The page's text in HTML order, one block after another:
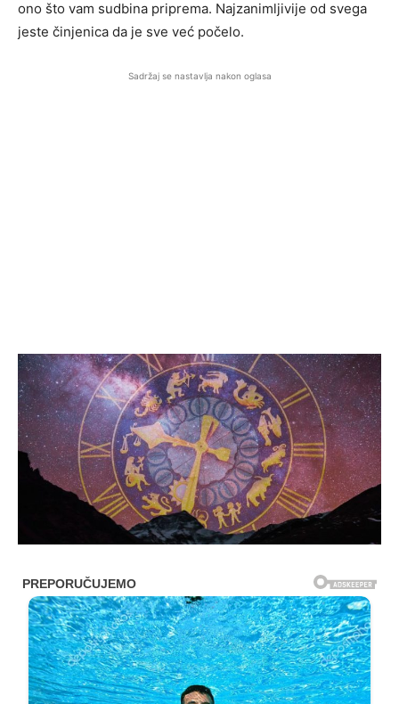
ono što vam sudbina priprema. Najzanimljivije od svega
jeste činjenica da je sve već počelo.
Sadržaj se nastavlja nakon oglasa